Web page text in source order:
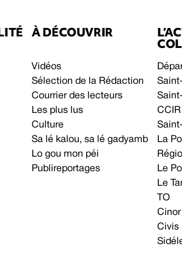
À DÉCOUVRIR
Vidéos
Sélection de la Rédaction
Courrier des lecteurs
Les plus lus
Culture
Sa lé kalou, sa lé gadyamb
Lo gou mon péi
Publireportages
CCIR
La
Le
Le
TO
Cinor
Civis